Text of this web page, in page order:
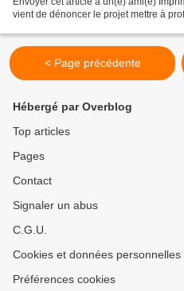
vient de dénoncer le projet mettre à
< Page précédente
Hébergé par Overblog
Top articles
Pages
Contact
Signaler un abus
C.G.U.
Cookies et données personnelles
Préférences cookies